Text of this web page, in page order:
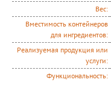
Вес:
Вместимость контейнеров
для ингредиентов:
Реализуемая продукция или
услуги:
Функциональность: